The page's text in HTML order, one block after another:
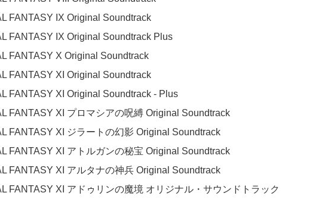
FANTASY IX Original Soundtrack
FANTASY IX Original Soundtrack Plus
FANTASY X Original Soundtrack
FANTASY XI Original Soundtrack
FANTASY XI Original Soundtrack - Plus
FANTASY XI プロマシアの呪縛 Original Soundtrack
FANTASY XI ジラートの幻影 Original Soundtrack
FANTASY XI アトルガンの秘宝 Original Soundtrack
FANTASY XI アルタナの神兵 Original Soundtrack
FANTASY XI アドゥリンの魔境 オリジナル・サウンドトラック